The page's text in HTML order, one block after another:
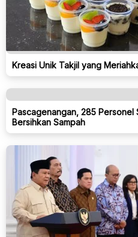
Kreasi Unik Takjil yang
Pascagenangan, 285 Personel
Bersihkan Sampah